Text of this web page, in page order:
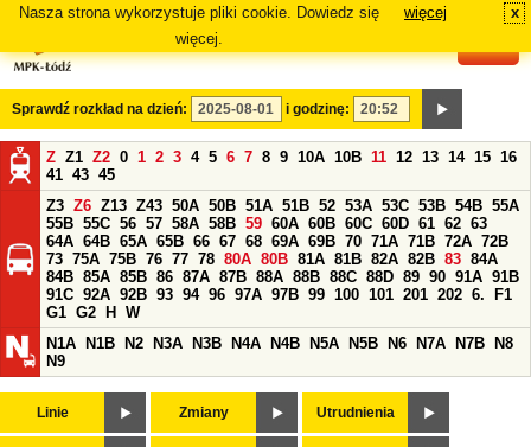
Nasza strona wykorzystuje pliki cookie. Dowiedz się
więcej.
więcej x
Sprawdź rozkład na dzień: i godzinę:
Z Z1 Z2 0 1 2 3 4 5 6 7 8 9 10A 10B 11 12 13 14 15 16
41 43 45
Z3 Z6 Z13 Z43 50A 50B 51A 51B 52 53A 53C 53B 54B 55A
55B 55C 56 57 58A 58B 59 60A 60B 60C 60D 61 62 63
64A 64B 65A 65B 66 67 68 69A 69B 70 71A 71B 72A 72B
73 75A 75B 76 77 78 80A 80B 81A 81B 82A 82B 83 84A
84B 85A 85B 86 87A 87B 88A 88B 88C 88D 89 90 91A 91B
91C 92A 92B 93 94 96 97A 97B 99 100 101 201 202 6.
F1
G1 G2 H
W
N1A
N1B N2 N3A N3B N4A N4B N5A N5B N6 N7A N7B
N8
N9
Linie Zmiany Utrudnienia